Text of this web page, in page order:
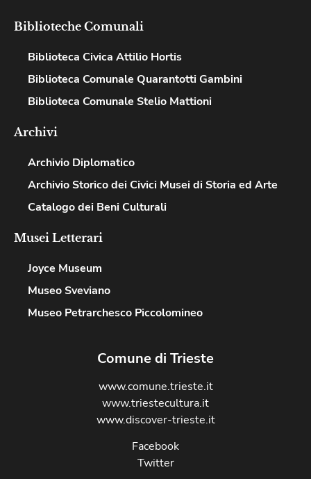
Biblioteche Comunali
Biblioteca Civica Attilio Hortis
Biblioteca Comunale Quarantotti Gambini
Biblioteca Comunale Stelio Mattioni
Archivi
Archivio Diplomatico
Archivio Storico dei Civici Musei di Storia ed Arte
Catalogo dei Beni Culturali
Musei Letterari​
Joyce Museum
Museo Sveviano
Museo Petrarchesco Piccolomineo
Comune di Trieste
www.comune.trieste.it
www.triestecultura.it
www.discover-trieste.it
Facebook
Twitter